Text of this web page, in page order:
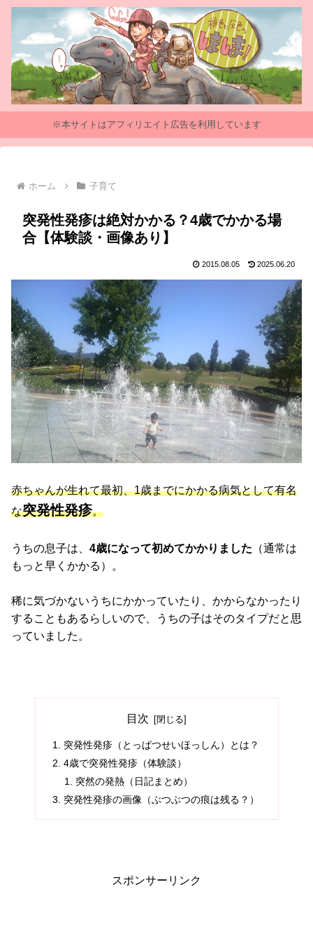
※本サイトはアフィリエイト広告を利用しています
ホーム 子育て
突発性発疹は絶対かかる？4歳でかかる場
合【体験談・画像あり】
2015.08.05 2025.06.20
赤ちゃんが生れて最初、1歳までにかかる病気として有名
な突発性発疹。
うちの息子は、 4歳になって初めてかかりました （通常は
もっと早くかかる）。
稀に気づかないうちにかかっていたり、かからなかったり
することもあるらしいので、うちの子はそのタイプだと思
っていました。
目次
突発性発疹（とっぱつせいほっしん）とは？
4歳で突発性発疹（体験談）
突然の発熱（日記まとめ）
突発性発疹の画像（ぶつぶつの痕は残る？）
スポンサーリンク